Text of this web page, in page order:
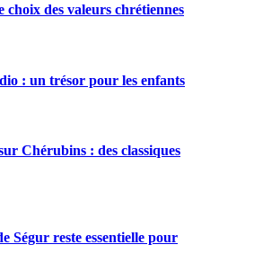
des valeurs chrétiennes
: un trésor pour les enfants
Chérubins : des classiques
Ségur reste essentielle pour